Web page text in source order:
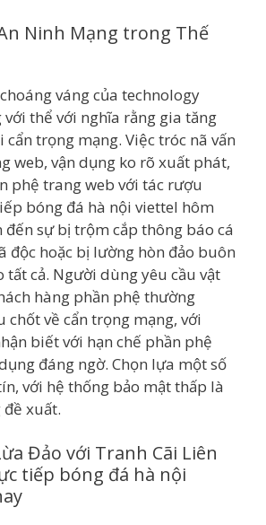
Ninh Mạng trong Thế
váng của technology
thể với nghĩa rằng gia tăng
cẩn trọng mạng. Việc tróc nã vấn
web, vận dụng ko rõ xuất phát,
phệ trang web với tác rượu
bóng đá hà nội viettel hôm
đến sự bị trộm cắp thông báo cá
độc hoặc bị lường hòn đảo buôn
tất cả. Người dùng yêu cầu vật
hàng phần phệ thường
chốt về cẩn trọng mạng, với
biết với hạn chế phần phệ
đáng ngờ. Chọn lựa một số
với hệ thống bảo mật thấp là
xuất.
Đảo với Tranh Cãi Liên
tiếp bóng đá hà nội